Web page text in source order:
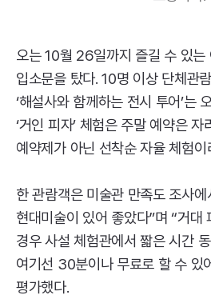
오는 10월 26일까지 즐길 수 있는
입소문을 탔다. 10명 이상 단체관
‘해설사와 함께하는 전시 투어’는
‘거인 피자’ 체험은 주말 예약은
예약제가 아닌 선착순 자율 체험
한 관람객은 미술관 만족도 조사
현대미술이 있어 좋았다”며 “거대
경우 사설 체험관에서 짧은 시간
여기선 30분이나 무료로 할 수 있
평가했다.